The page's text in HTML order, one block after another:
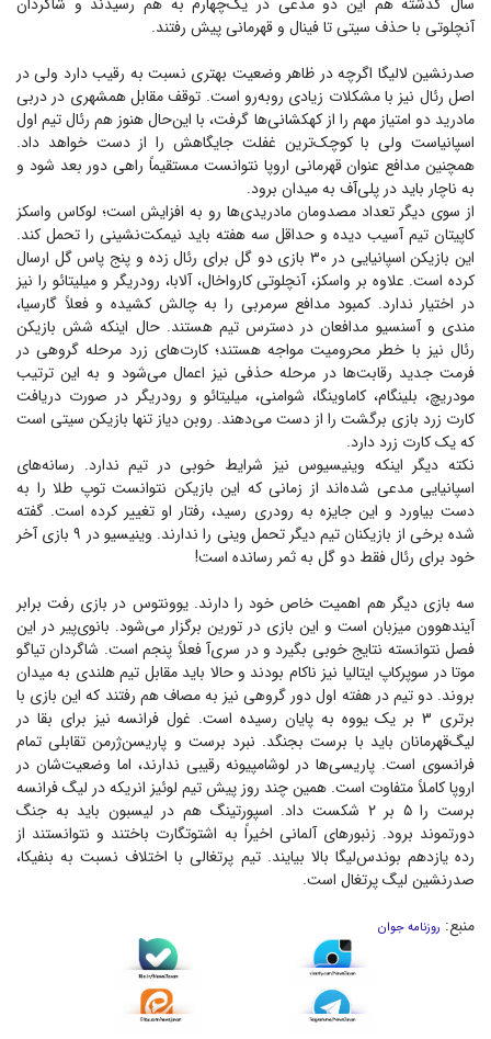
آنچلوتی با حذف سیتی تا فینال و قهرمانی پیش رفتند.
صدرنشین لالیگا اگرچه در ظاهر وضعیت بهتری نسبت به رقیب دارد ولی در
اصل رئال نیز با مشکلات زیادی روبه‌رو است. توقف مقابل همشهری در دربی
مادرید دو امتیاز مهم را از کهکشانی‌ها گرفت، با این‌حال هنوز هم رئال تیم اول
اسپانیاست ولی با کوچک‌ترین غفلت جایگاهش را از دست خواهد داد.
همچنین مدافع عنوان قهرمانی اروپا نتوانست مستقیماً راهی دور بعد شود و
به ناچار باید در پلی‌آف به میدان برود.
از سوی دیگر تعداد مصدومان مادریدی‌ها رو به افزایش است؛ لوکاس واسکز
کاپیتان تیم آسیب دیده و حداقل سه هفته باید نیمکت‌نشینی را تحمل کند.
این بازیکن اسپانیایی در ۳۰ بازی دو گل برای رئال زده و پنج پاس گل ارسال
کرده است. علاوه بر واسکز، آنچلوتی کارواخال، آلابا، رودریگر و میلیتائو را نیز
در اختیار ندارد. کمبود مدافع سرمربی را به چالش کشیده و فعلاً گارسیا،
مندی و آسنسیو مدافعان در دسترس تیم هستند. حال اینکه شش بازیکن
رئال نیز با خطر محرومیت مواجه هستند؛ کارت‌های زرد مرحله گروهی در
فرمت جدید رقابت‌ها در مرحله حذفی نیز اعمال می‌شود و به این ترتیب
مودریچ، بلینگام، کاماوینگا، شوامنی، میلیتائو و رودریگر در صورت دریافت
کارت زرد بازی برگشت را از دست می‌دهند. روبن دیاز تنها بازیکن سیتی است
که یک کارت زرد دارد.
نکته دیگر اینکه وینیسیوس نیز شرایط خوبی در تیم ندارد. رسانه‌های
اسپانیایی مدعی شده‌اند از زمانی که این بازیکن نتوانست توپ طلا را به
دست بیاورد و این جایزه به رودری رسید، رفتار او تغییر کرده است. گفته
شده برخی از بازیکنان تیم دیگر تحمل وینی را ندارند. وینیسیو در ۹ بازی آخر
خود برای رئال فقط دو گل به ثمر رسانده است!
سه بازی دیگر هم اهمیت خاص خود را دارند. یوونتوس در بازی رفت برابر
آیندهوون میزبان است و این بازی در تورین برگزار می‌شود. بانوی‌پیر در این
فصل نتوانسته نتایج خوبی بگیرد و در سری‌آ فعلاً پنجم است. شاگردان تیاگو
موتا در سوپرکاپ ایتالیا نیز ناکام بودند و حالا باید مقابل تیم هلندی به میدان
بروند. دو تیم در هفته اول دور گروهی نیز به مصاف هم رفتند که این بازی با
برتری ۳ بر یک یووه به پایان رسیده است. غول فرانسه نیز برای بقا در
لیگ‌قهرمانان باید با برست بجنگد. نبرد برست و پاریسن‌ژرمن تقابلی تمام
فرانسوی است. پاریسی‌ها در لوشامپیونه رقیبی ندارند، اما وضعیت‌شان در
اروپا کاملاً متفاوت است. همین چند روز پیش تیم لوئیز انریکه در لیگ فرانسه
برست را ۵ بر ۲ شکست داد. اسپورتینگ هم در لیسبون باید به جنگ
دورتموند برود. زنبور‌های آلمانی اخیراً به اشتوتگارت باختند و نتوانستند از
رده یازدهم بوندس‌لیگا بالا بیایند. تیم پرتغالی با اختلاف نسبت به بنفیکا،
صدرنشین لیگ پرتغال است.
منبع: روزنامه جوان